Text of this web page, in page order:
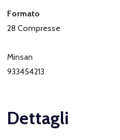
Formato
28 Compresse
Minsan
933454213
Dettagli